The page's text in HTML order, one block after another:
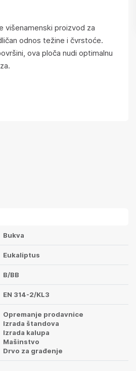
višenamenski proizvod za
odnos težine i čvrstoće.
ova ploča nudi optimalnu
Bukva
Eukaliptus
B/BB
EN 314-2/KL3
Opremanje prodavnice
Izrada štandova
Izrada kalupa
Mašinstvo
Drvo za građenje